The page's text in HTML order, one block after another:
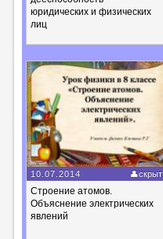
юридических и физических
лиц
10.07.2014 скрыт
Строение атомов.
Объяснение электрических
явлений